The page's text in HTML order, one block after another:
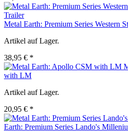
Metal Earth: Premium Series Western
Artikel auf Lager.
38,95 € *
with LM
Artikel auf Lager.
20,95 € *
Earth: Premium Series Lando's